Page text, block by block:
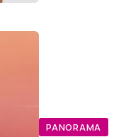
PANORAMA